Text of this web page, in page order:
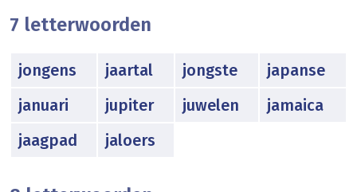
7 letterwoorden
jongens jaartal jongste
japanse
januari
jupiter juwelen
jamaica
jaagpad
jaloers